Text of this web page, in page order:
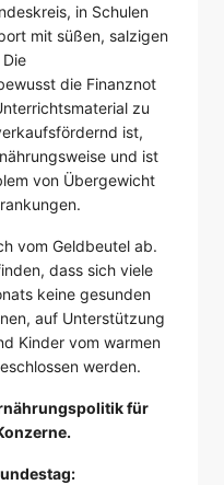
in Schulen
mit süßen, salzigen
die Finanznot
zu
ist,
und ist
von Übergewicht
vom Geldbeutel ab.
dass sich viele
keine gesunden
auf Unterstützung
Kinder vom warmen
werden.
für